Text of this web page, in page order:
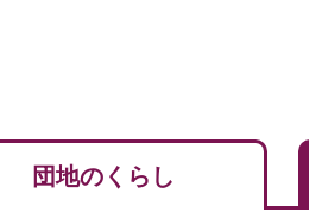
団地のくらし